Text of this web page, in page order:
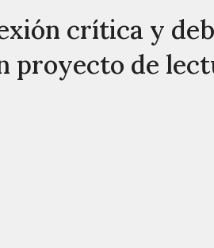
crítica y
proyecto de